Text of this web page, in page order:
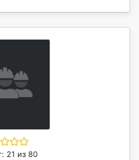
21 из 80